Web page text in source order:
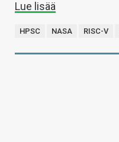
Lue lisää
HPSC NASA RISC-V